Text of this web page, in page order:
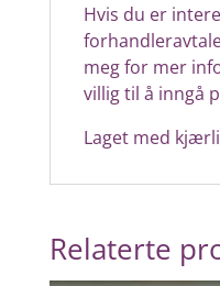
Hvis du er
meg for mer
villig til å inngå
Laget med
Relaterte